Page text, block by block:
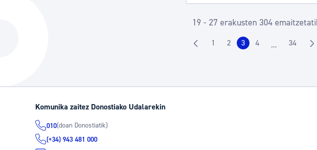
19 - 27 erakusten 304
Orrialdea
1 Orrialdea
2 Orrialdea
3 Orrialdea
4 ...Intermediate
34
Komunika zaitez Donostiako Udalarekin
010(doan Donostiatik)
(+34) 943 481 000